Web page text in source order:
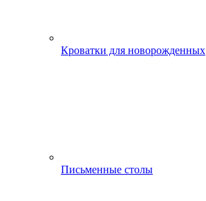
Кроватки для новорожденных
Письменные столы